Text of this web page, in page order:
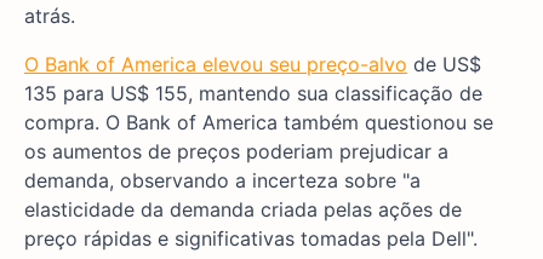
atrás.
O Bank of America elevou seu preço-alvo de US$
135 para US$ 155, mantendo sua classificação de
compra. O Bank of America também questionou se
os aumentos de preços poderiam prejudicar a
demanda, observando a incerteza sobre "a
elasticidade da demanda criada pelas ações de
preço rápidas e significativas tomadas pela Dell".